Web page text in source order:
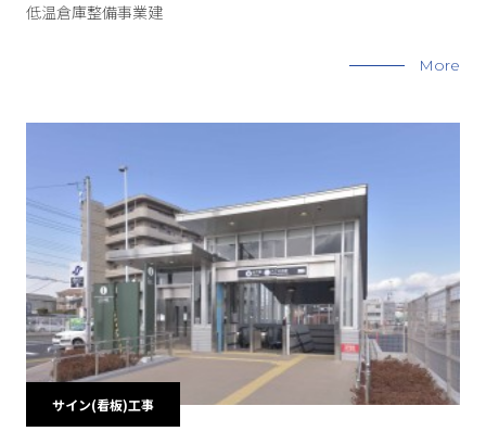
低温倉庫整備事業建
More
サイン(看板)工事